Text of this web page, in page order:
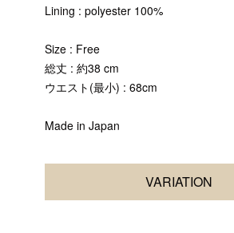
Lining : polyester 100%
Size : Free
総丈 : 約38 cm
ウエスト(最小) : 68cm
Made in Japan
VARIATION